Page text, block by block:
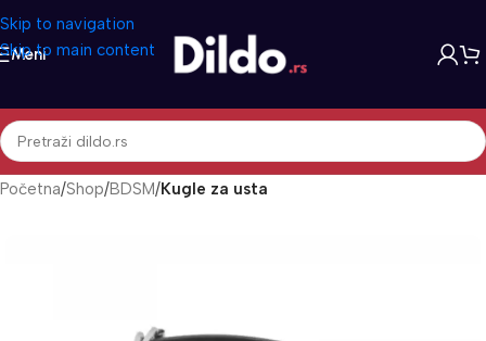
Skip to navigation
Skip to main content
Meni
Početna Shop BDSM Kugle za usta